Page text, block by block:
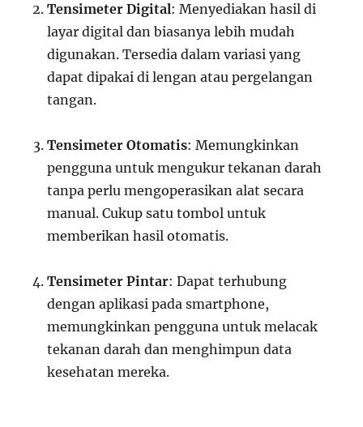
Tensimeter Digital: Menyediakan hasil di
layar digital dan biasanya lebih mudah
digunakan. Tersedia dalam variasi yang
dapat dipakai di lengan atau pergelangan
tangan.
Tensimeter Otomatis: Memungkinkan
pengguna untuk mengukur tekanan darah
tanpa perlu mengoperasikan alat secara
manual. Cukup satu tombol untuk
memberikan hasil otomatis.
Tensimeter Pintar: Dapat terhubung
dengan aplikasi pada smartphone,
memungkinkan pengguna untuk melacak
tekanan darah dan menghimpun data
kesehatan mereka.